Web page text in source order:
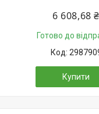
6 608,68 ₴
Готово до
Купити